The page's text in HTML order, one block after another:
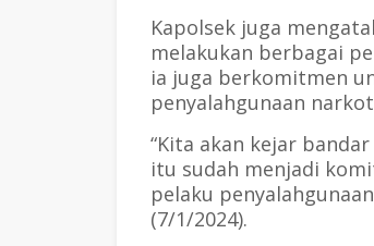
Kapolsek juga
melakukan berbagai
ia juga berkomitmen
penyalahgunaan
“Kita akan kejar
itu sudah menjadi
pelaku
(7/1/2024).